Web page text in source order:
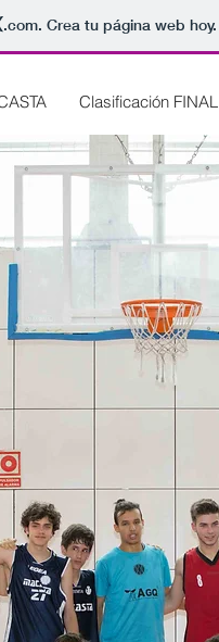
.com. Crea tu página web hoy.
Clasificación FINAL